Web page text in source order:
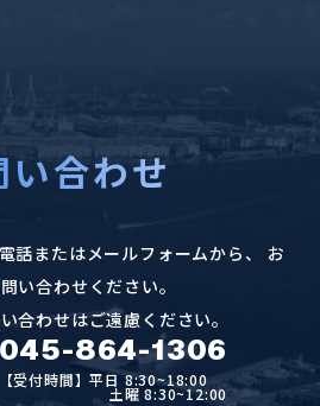
い合わせ
話またはメールフォームから、
お
い合わせください。
合わせはご遠慮ください。
045-864-1306
【受付時間】平日 8:30~18:00
土曜 8:30~12:00